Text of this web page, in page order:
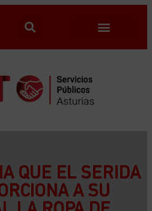
QUE EL SERIDA
A SU